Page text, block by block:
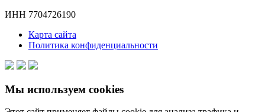
ИНН 7704726190
Карта сайта
Политика конфиденциальности
Мы используем cookies